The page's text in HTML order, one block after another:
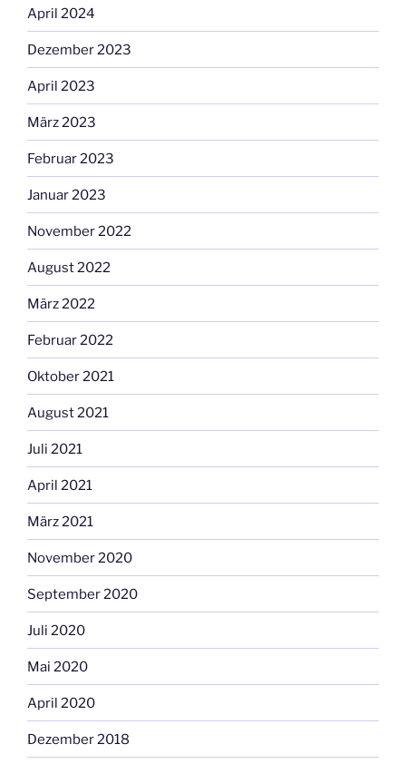
April 2024
Dezember 2023
April 2023
März 2023
Februar 2023
Januar 2023
November 2022
August 2022
März 2022
Februar 2022
Oktober 2021
August 2021
Juli 2021
April 2021
März 2021
November 2020
September 2020
Juli 2020
Mai 2020
April 2020
Dezember 2018